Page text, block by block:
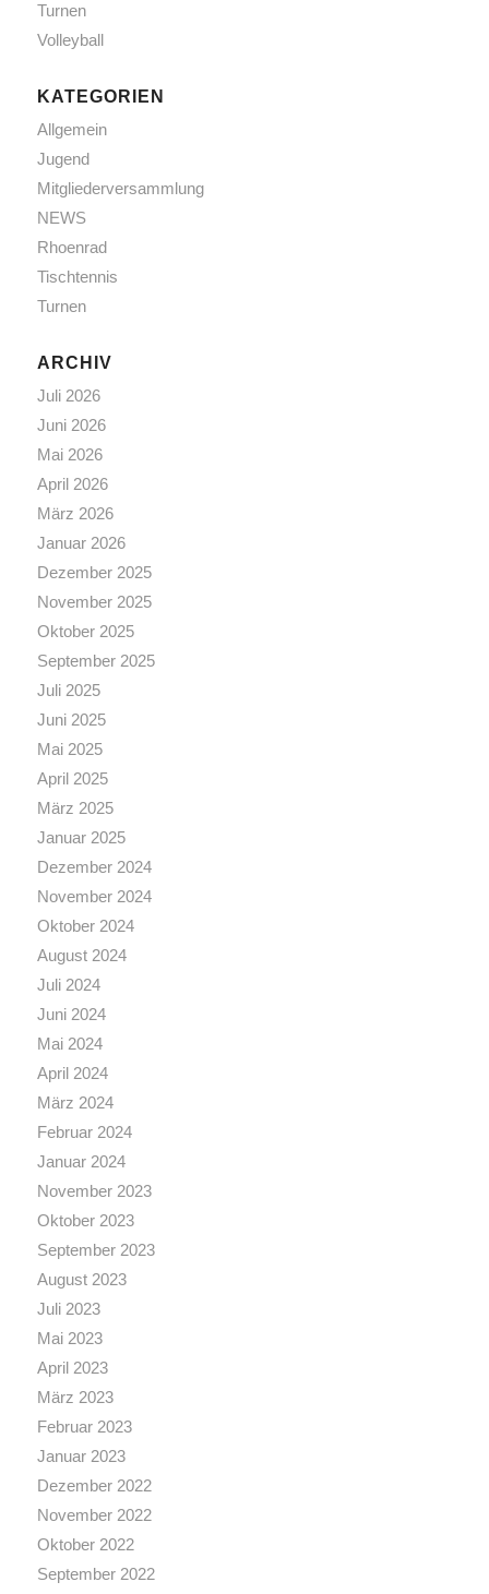
Turnen
Volleyball
KATEGORIEN
Allgemein
Jugend
Mitgliederversammlung
NEWS
Rhoenrad
Tischtennis
Turnen
ARCHIV
Juli 2026
Juni 2026
Mai 2026
April 2026
März 2026
Januar 2026
Dezember 2025
November 2025
Oktober 2025
September 2025
Juli 2025
Juni 2025
Mai 2025
April 2025
März 2025
Januar 2025
Dezember 2024
November 2024
Oktober 2024
August 2024
Juli 2024
Juni 2024
Mai 2024
April 2024
März 2024
Februar 2024
Januar 2024
November 2023
Oktober 2023
September 2023
August 2023
Juli 2023
Mai 2023
April 2023
März 2023
Februar 2023
Januar 2023
Dezember 2022
November 2022
Oktober 2022
September 2022